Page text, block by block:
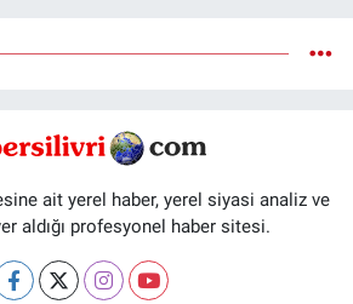
ait yerel haber, yerel siyasi analiz ve
aldığı profesyonel haber sitesi.